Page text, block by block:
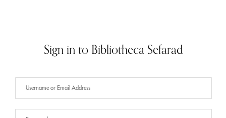
Sign in to Bibliotheca Sefarad